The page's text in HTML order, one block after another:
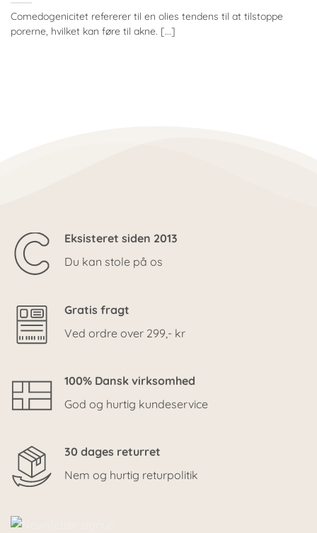
Comedogenicitet refererer til en olies tendens til at tilstoppe
porerne, hvilket kan føre til akne. [...]
Eksisteret siden 2013
Du kan stole på os
Gratis fragt
Ved ordre over 299,- kr
100% Dansk virksomhed
God og hurtig kundeservice
30 dages returret
Nem og hurtig returpolitik